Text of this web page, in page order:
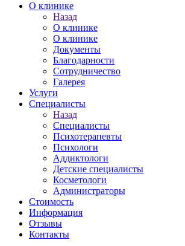
О клинике
Назад
О клинике
О клинике
Документы
Благодарности
Сотрудничество
Галерея
Услуги
Специалисты
Назад
Специалисты
Психотерапевты
Психологи
Аддиктологи
Детские специалисты
Косметологи
Администраторы
Стоимость
Информация
Отзывы
Контакты